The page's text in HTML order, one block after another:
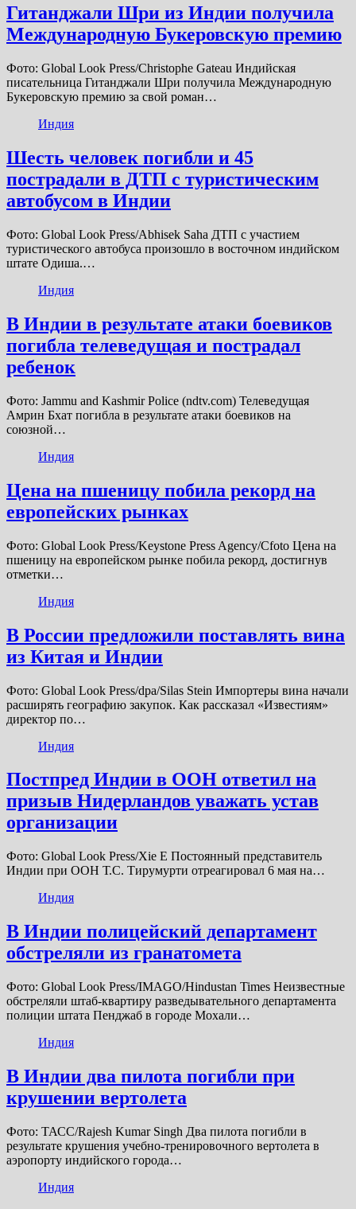
Гитанджали Шри из Индии получила
Международную Букеровскую премию
Фото: Global Look Press/Christophe Gateau Индийская
писательница Гитанджали Шри получила Международную
Букеровскую премию за свой роман…
Индия
Шесть человек погибли и 45
пострадали в ДТП с туристическим
автобусом в Индии
Фото: Global Look Press/Abhisek Saha ДТП с участием
туристического автобуса произошло в восточном индийском
штате Одиша.…
Индия
В Индии в результате атаки боевиков
погибла телеведущая и пострадал
ребенок
Фото: Jammu and Kashmir Police (ndtv.com) Телеведущая
Амрин Бхат погибла в результате атаки боевиков на
союзной…
Индия
Цена на пшеницу побила рекорд на
европейских рынках
Фото: Global Look Press/Keystone Press Agency/Cfoto Цена на
пшеницу на европейском рынке побила рекорд, достигнув
отметки…
Индия
В России предложили поставлять вина
из Китая и Индии
Фото: Global Look Press/dpa/Silas Stein Импортеры вина начали
расширять географию закупок. Как рассказал «Известиям»
директор по…
Индия
Постпред Индии в ООН ответил на
призыв Нидерландов уважать устав
организации
Фото: Global Look Press/Xie E Постоянный представитель
Индии при ООН Т.С. Тирумурти отреагировал 6 мая на…
Индия
В Индии полицейский департамент
обстреляли из гранатомета
Фото: Global Look Press/IMAGO/Hindustan Times Неизвестные
обстреляли штаб-квартиру разведывательного департамента
полиции штата Пенджаб в городе Мохали…
Индия
В Индии два пилота погибли при
крушении вертолета
Фото: ТАСС/Rajesh Kumar Singh Два пилота погибли в
результате крушения учебно-тренировочного вертолета в
аэропорту индийского города…
Индия